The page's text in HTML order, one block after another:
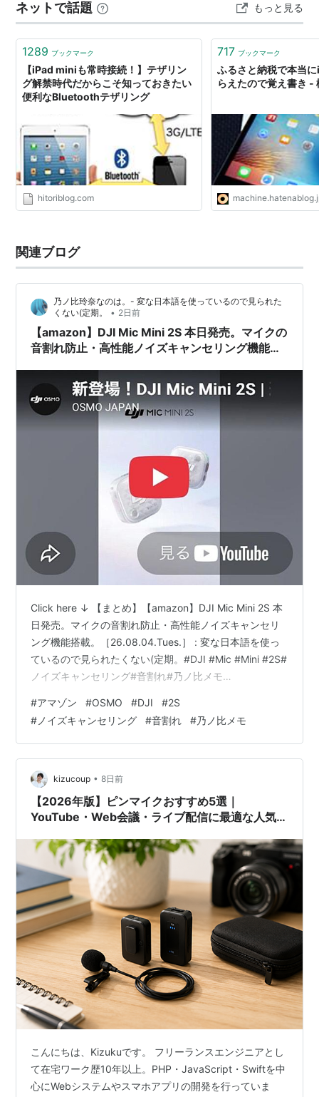
ってしまいます（笑。 Triumph Italia 2000 トライアンフ
でイタリアって、どっちやねん！ ボディのデ…
ネットで話題 もっと見る
1289 ブックマーク
【iPad miniも常時接続！】テザリン
グ解禁時代だからこそ知っておきたい
便利なBluetoothテザリング
hitoriblog.com
717 ブックマーク
ふるさと納税で本当
らえたので覚え書き -
関連ブログ
乃ノ比玲奈なのは。- 変な日本語を使っているので見られた
くない(定期。
• 2日前
【amazon】DJI Mic Mini 2S 本日発売。マイクの
音割れ防止・高性能ノイズキャンセリング機能搭
Click here ↓ 【まとめ】【amazon】DJI Mic Mini 2S 本
日発売。マイクの音割れ防止・高性能ノイズキャンセリ
ング機能搭載。［26.08.04.Tues.］ : 変な日本語を使っ
ているので見られたくない(定期。#DJI #Mic #Mini #2S#
ノイズキャンセリング#音割れ#乃ノ比メモ
— たまうつ・ノート。 (Nonoi_Rena)®︎ *誤植修正すき
(@Nonoi_Rena) August 4, 2026 @Nonoi_Rena DJI Mic
Mini 2S…
#アマゾン #OSMO #DJI #2S
# ノイズキャンセリング #音割れ #乃ノ比メモ
kizucoup • 8日前
【2026年版】ピンマイクおすすめ5選｜
YouTube・Web会議・ライブ配信に最適な人気モ
こんにちは、Kizukuです。 フリーランスエンジニアとし
て在宅ワーク歴10年以上。PHP・JavaScript・Swiftを中
心にWebシステムやスマホアプリの開発を行っていま